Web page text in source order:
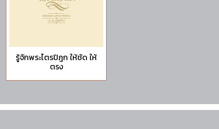
รู้จักพระไตรปิฎก ให้ชัด ให้
ตรง